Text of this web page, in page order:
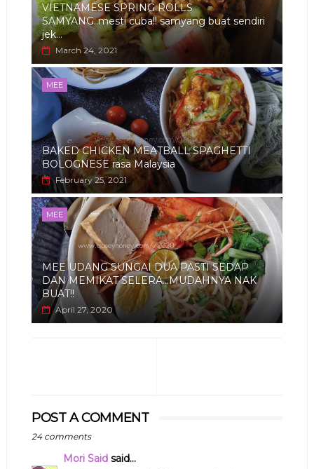
VIETNAMESE SPRING ROLLS
SAMYANG..mesti cuba!! samyang buat sendiri
jek...
March 24, 2021
MEE
BAKED CHICKEN MEATBALL SPAGHETTI
BOLOGNESE rasa Malaysia
February 25, 2021
MEE
MEE UDANG SUNGAI DUA PASTI SEDAP
DAN MEMIKAT SELERA...MUDAHNYA NAK
BUAT!!
April 27, 2020
POST A COMMENT
24 comments
Mori Saidsaid...